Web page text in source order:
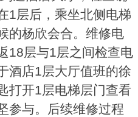
1层后，乘坐北侧电梯
的杨欣会合。维修电
18层与1层之间检查电
酒店1层大厅值班的徐
打开1层电梯层门查看
参与。后续维修过程